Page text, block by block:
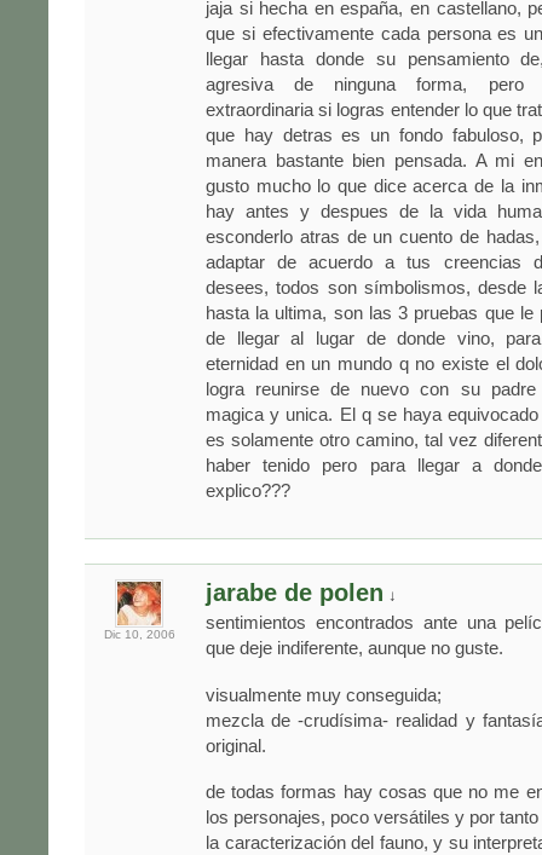
jaja si hecha en españa, en castellano,
que si efectivamente cada persona es
llegar hasta donde su pensamiento
agresiva de ninguna forma,
extraordinaria si logras entender lo que
que hay detras es un fondo fabuloso,
manera bastante bien pensada. A mi
gusto mucho lo que dice acerca de la
hay antes y despues de la vida
esconderlo atras de un cuento de
adaptar de acuerdo a tus creencias
desees, todos son símbolismos, desde
hasta la ultima, son las 3 pruebas que le
de llegar al lugar de donde vino,
eternidad en un mundo q no existe el
logra reunirse de nuevo con su
magica y unica. El q se haya
es solamente otro camino, tal vez
haber tenido pero para llegar a
explico???
Dic 10, 2006
jarabe de polen ↓
sentimientos encontrados ante una
que deje indiferente, aunque no guste.
visualmente muy conseguida;
mezcla de -crudísima- realidad y
original.
de todas formas hay cosas que no me
los personajes, poco versátiles y por
la caracterización del fauno, y su